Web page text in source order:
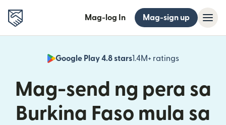
Mag-log In Mag-sign up
Google Play 4.8 stars1.4M+ ratings
(bubukas
Mag-send ng pera sa
Burkina Faso mula sa